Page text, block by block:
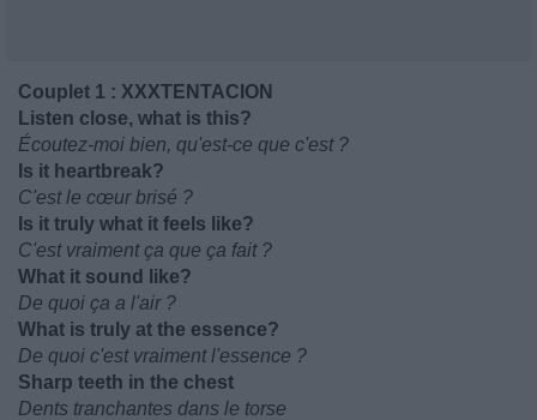
Couplet 1 : XXXTENTACION
Listen close, what is this?
Écoutez-moi bien, qu'est-ce que c'est ?
Is it heartbreak?
C'est le cœur brisé ?
Is it truly what it feels like?
C'est vraiment ça que ça fait ?
What it sound like?
De quoi ça a l'air ?
What is truly at the essence?
De quoi c'est vraiment l'essence ?
Sharp teeth in the chest
Dents tranchantes dans le torse